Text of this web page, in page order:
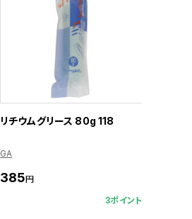
リチウムグリース 80g 118
GA
385円
3ポイント